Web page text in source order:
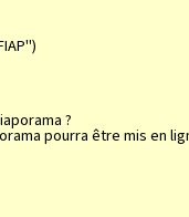
?
pourra être mis en